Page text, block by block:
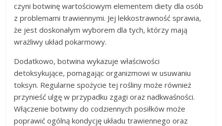
czyni botwinę wartościowym elementem diety dla osób
z problemami trawiennymi. Jej lekkostrawność sprawia,
że jest doskonałym wyborem dla tych, którzy mają
wrażliwy układ pokarmowy.
Dodatkowo, botwina wykazuje właściwości
detoksykujące, pomagając organizmowi w usuwaniu
toksyn. Regularne spożycie tej rośliny może również
przynieść ulgę w przypadku zgagi oraz nadkwaśności.
Włączenie botwiny do codziennych posiłków może
poprawić ogólną kondycję układu trawiennego oraz